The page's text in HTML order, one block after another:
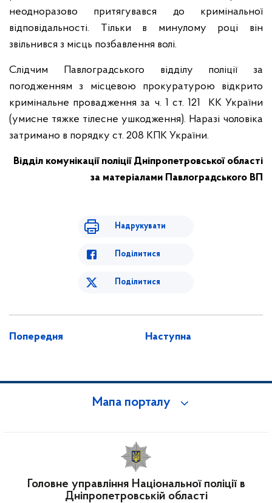
неодноразово притягувався до кримінальної
відповідальності. Тільки в минулому році він
звільнився з місць позбавлення волі.
Слідчим Павлоградського відділу поліції за
погодженням з місцевою прокуратурою відкрито
кримінальне провадження за ч. 1 ст. 121 КК України
(умисне тяжке тілесне ушкодження). Наразі чоловіка
затримано в порядку ст. 208 КПК України.
Відділ комунікації поліції Дніпропетровської області
за матеріалами Павлоградського ВП
Надрукувати
Поділитися
Поділитися
Попередня Наступна
Мапа порталу
Головне управління Національної поліції в
Дніпропетровській області